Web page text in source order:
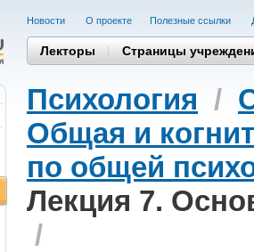
Новости О проекте Полезные cсылки
Лекторы Страницы
Психология /
Общая и
по общей
Лекция 7.
/